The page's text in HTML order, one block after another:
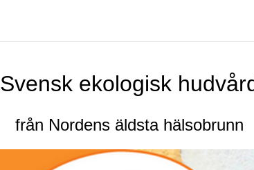
Svensk ekologisk
från Nordens äldsta hälsobrunn